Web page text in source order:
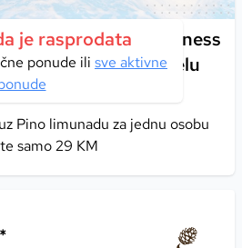
je rasprodata
ponude ili sve aktivne
uz bazen, fitness
obnovu u Hotelu
Pino limunadu za jednu osobu
samo 29 KM